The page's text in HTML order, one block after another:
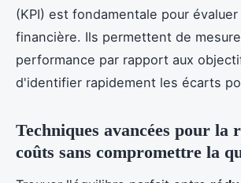
(KPI) est fondamentale pour
financière. Ils permettent de
performance par rapport aux
d'identifier rapidement les écarts
Techniques avancées pour la
coûts sans compromettre la